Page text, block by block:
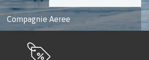
Compagnie Aeree